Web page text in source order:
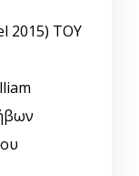
2015) ΤΟΥ